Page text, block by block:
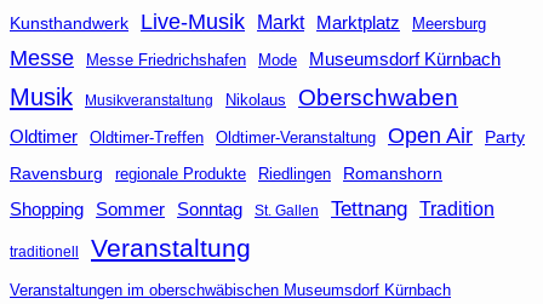
Kunsthandwerk Live-Musik Markt Marktplatz Meersburg
Messe Messe Friedrichshafen Mode Museumsdorf Kürnbach
Musik Musikveranstaltung Nikolaus Oberschwaben
Oldtimer Oldtimer-Treffen Oldtimer-Veranstaltung Open Air Party
Ravensburg regionale Produkte Riedlingen Romanshorn
Shopping Sommer Sonntag St. Gallen Tettnang Tradition
traditionell Veranstaltung
Veranstaltungen im oberschwäbischen Museumsdorf Kürnbach